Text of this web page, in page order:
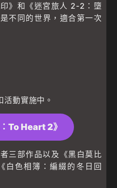
》和《迷宮旅人 2-2：墮
不同的世界，適合第一次
動實施中。
To Heart 2》
三部作品以及《黑白莫比
白色相簿：編綴的冬日回